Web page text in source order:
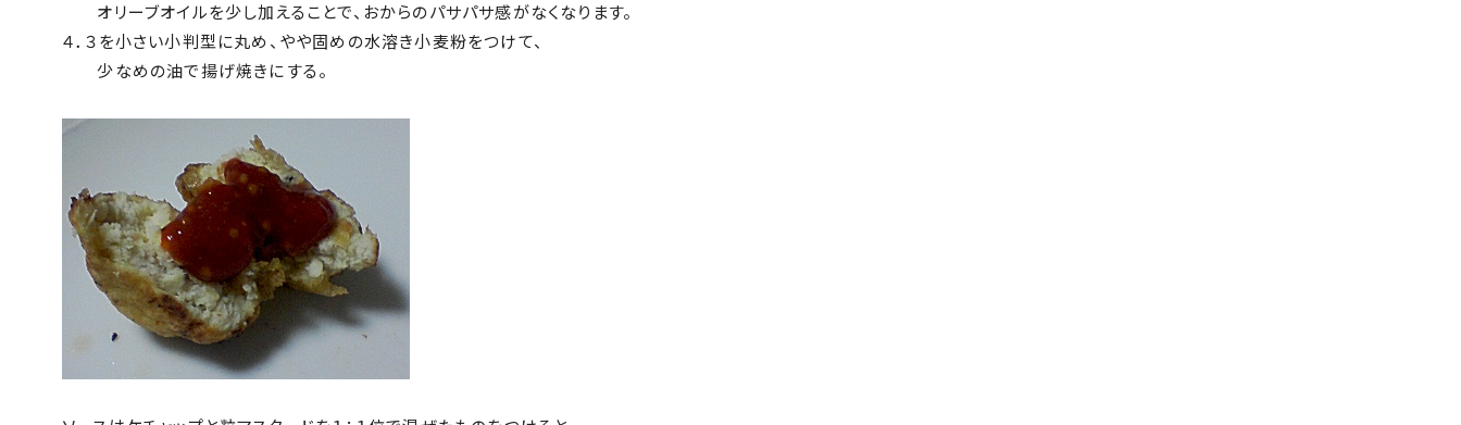
オリーブオイルを少し加えることで、おからのパサパサ感がなくなります。
４．３を小さい小判型に丸め、やや固めの水溶き小麦粉をつけて、
少なめの油で揚げ焼きにする。